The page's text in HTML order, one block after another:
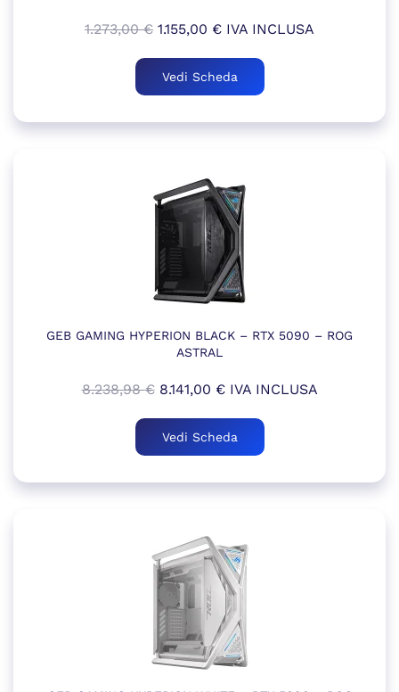
1.273,00€ Il
originale
era:
1.155,00 €Il
attuale
è:
IVA INCLUSA
Vedi Scheda
GEB GAMING HYPERION BLACK – RTX 5090 – ROG
ASTRAL
8.238,98€ Il
originale
era:
8.141,00 €Il
attuale
è:
IVA INCLUSA
Vedi Scheda